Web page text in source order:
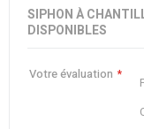
SIPHON À
DISPONIBLES
Votre évaluation